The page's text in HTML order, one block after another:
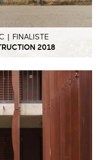
| FINALISTE
2018